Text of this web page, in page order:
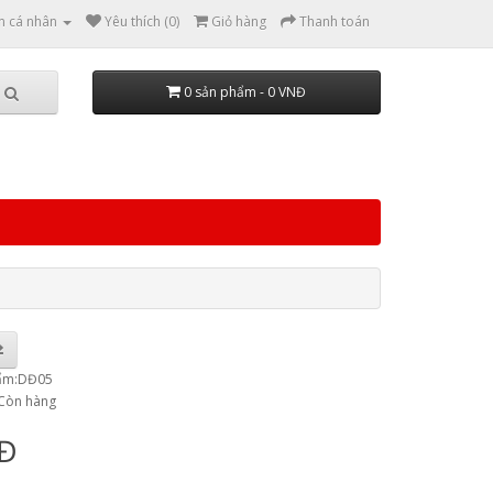
cá nhân Yêu thích (0) Giỏ hàng Thanh toán
0 sản phẩm - 0 VNĐ
hàng